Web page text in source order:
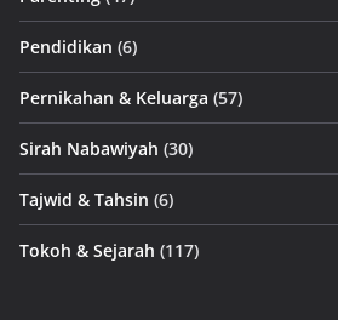
Pendidikan (6)
Pernikahan & Keluarga (57)
Sirah Nabawiyah (30)
Tajwid & Tahsin (6)
Tokoh & Sejarah (117)